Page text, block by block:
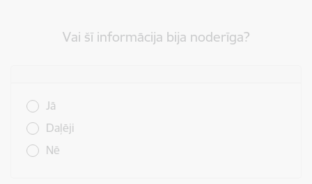
Vai šī informācija bija noderīga?
Jā
Daļēji
Nē